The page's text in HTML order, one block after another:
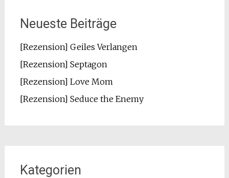
Neueste Beiträge
[Rezension] Geiles Verlangen
[Rezension] Septagon
[Rezension] Love Mom
[Rezension] Seduce the Enemy
Kategorien